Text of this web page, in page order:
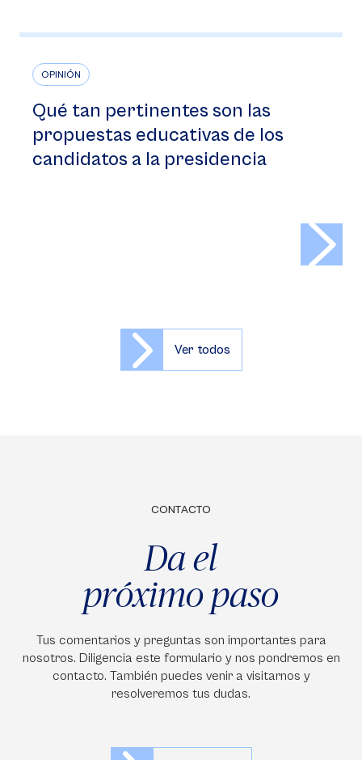
OPINIÓN
Qué tan pertinentes son las
propuestas educativas de los
candidatos a la presidencia
Ver todos
CONTACTO
Da el
próximo paso
Tus comentarios y preguntas son importantes para
nosotros. Diligencia este formulario y nos pondremos en
contacto. También puedes venir a visitarnos y
resolveremos tus dudas.